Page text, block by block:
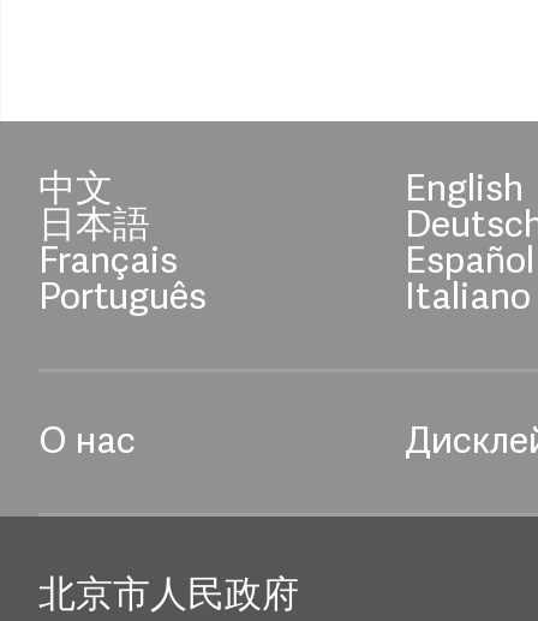
中文 English
日本語
Français Español
Português Italiano
О нас
北京市人民政府